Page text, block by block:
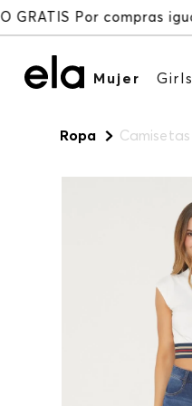
Mujer Girls
Ropa Camisetas